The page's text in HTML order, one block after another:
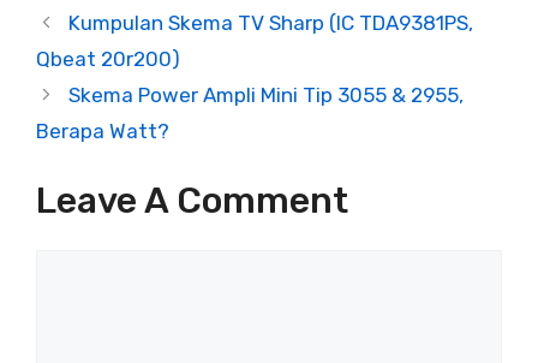
Kumpulan Skema TV Sharp (IC TDA9381PS,
Qbeat 20r200)
Skema Power Ampli Mini Tip 3055 & 2955,
Berapa Watt?
Leave A Comment